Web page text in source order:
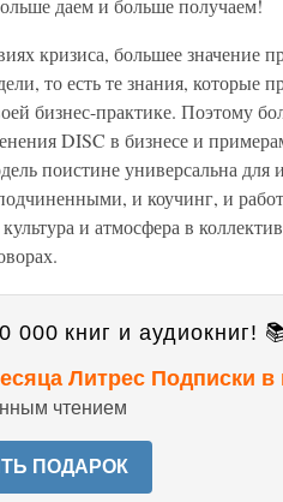
даем и больше получаем!
кризиса, большее значение
то есть те знания, которые
бизнес-практике. Поэтому
DISC в бизнесе и
поистине универсальна
и коучинг, и
и атмосфера в
000 книг и аудиокниг!
Литрес Подписки в
чтением
ПОДАРОК